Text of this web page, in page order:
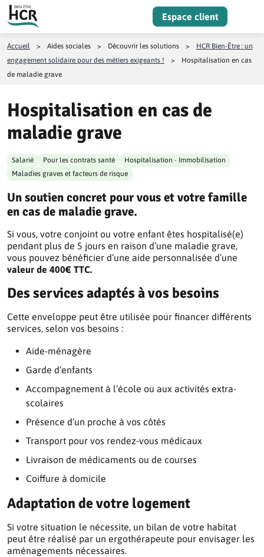
Aller au contenu
Espace client
Accueil > Aides sociales > Découvrir les solutions >
HCR Bien-Être : un
engagement solidaire pour des métiers exigeants !
>
Hospitalisation en cas
de maladie grave
Hospitalisation en cas de
maladie grave
Salarié Pour les contrats santé
Hospitalisation - Immobilisation
Maladies graves et facteurs de risque
Un soutien concret pour vous et votre famille
en cas de maladie grave.
Si vous, votre conjoint ou votre enfant êtes hospitalisé(e)
pendant plus de 5 jours en raison d’une maladie grave,
vous pouvez bénéficier d’une aide personnalisée d’une
valeur de 400€ TTC.
Des services adaptés à vos besoins
Cette enveloppe peut être utilisée pour financer différents
services, selon vos besoins :
Aide-ménagère
Garde d’enfants
Accompagnement à l’école ou aux activités extra-
scolaires
Présence d’un proche à vos côtés
Transport pour vos rendez-vous médicaux
Livraison de médicaments ou de courses
Coiffure à domicile
Adaptation de votre logement
Si votre situation le nécessite, un bilan de votre habitat
peut être réalisé par un ergothérapeute pour envisager les
aménagements nécessaires.